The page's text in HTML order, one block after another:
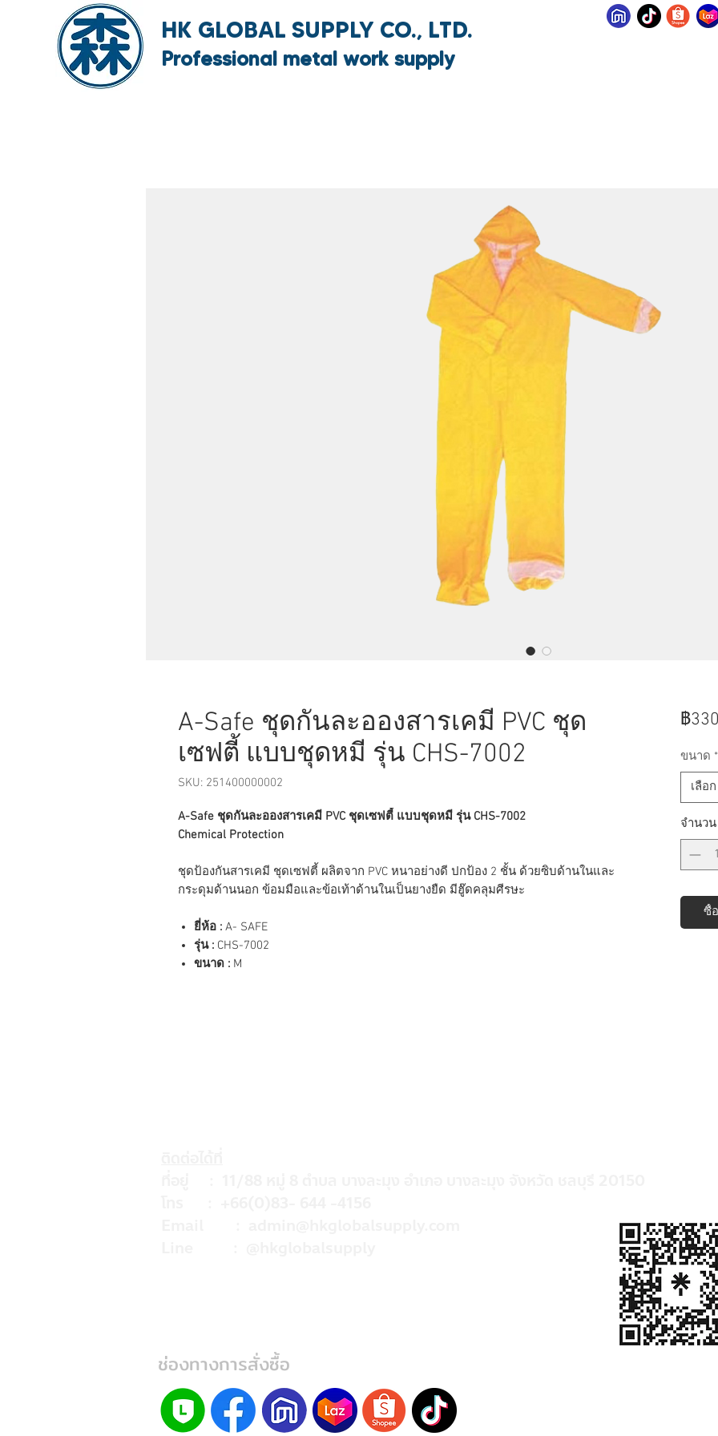
HK GLOBAL SUPPLY CO., LTD.
Professional metal work supply
A-Safe ชุดกันละอองสารเคมี PVC ชุด
เซฟตี้ แบบชุดหมี รุ่น CHS-7002
SKU: 251400000002
A-Safe ชุดกันละอองสารเคมี PVC ชุดเซฟตี้ แบบชุดหมี รุ่น CHS-7002
Chemical Protection
ชุดป้องกันสารเคมี ชุดเซฟตี้ ผลิตจาก PVC หนาอย่างดี ปกป้อง 2 ชั้น ด้วยซิบด้านในและ
กระดุมด้านนอก ข้อมมือและข้อเท้าด้านในเป็นยางยืด มีฮู๊ดคลุมศีรษะ
ยี่ห้อ : A- SAFE
รุ่น : CHS-7002
ขนาด : M
฿
ขนาด *
เลือก
จำนวน
ซื้
ช่องทางการสั่งซื้อ